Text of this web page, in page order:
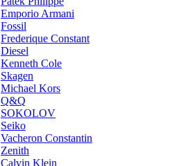
Emporio Armani
Fossil
Frederique Constant
Diesel
Kenneth Cole
Skagen
Michael Kors
Q&Q
SOKOLOV
Seiko
Vacheron Constantin
Zenith
Calvin Klein